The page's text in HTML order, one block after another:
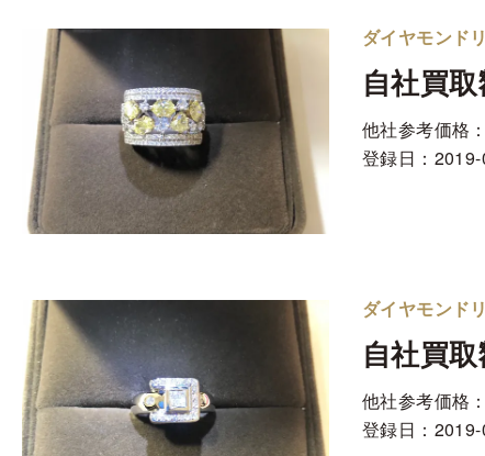
ダイヤモンド
自社買
他社参考価格
登録日：
ダイヤモンド
自社買
他社参考価格
登録日：